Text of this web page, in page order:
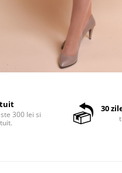
300 lei si
30